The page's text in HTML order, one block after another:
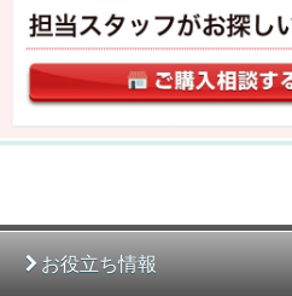
お役立ち情報